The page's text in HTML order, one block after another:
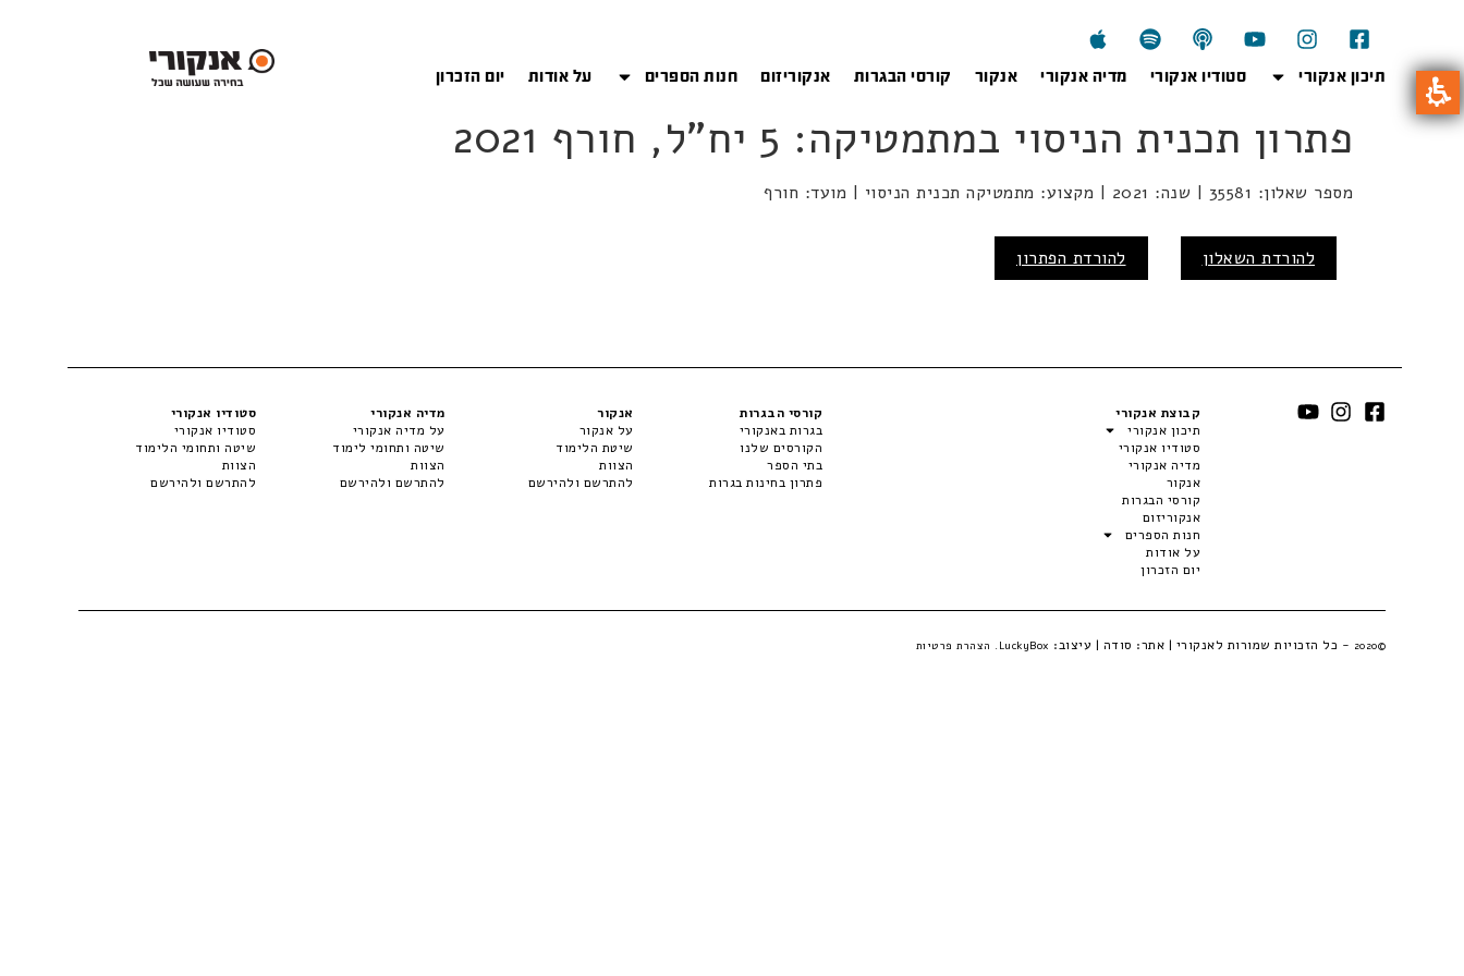
תיכון אנקורי סטודיו אנקורי מדיה אנקורי אנקור קורסי הבגרות אנקוריזום חנות הספרים על אודות יום הזכרון
פתרון תכנית הניסוי במתמטיקה: 5 יח"ל, חורף 2021
מספר שאלון: 35581 | שנה: 2021 | מקצוע: מתמטיקה תכנית הניסוי | מועד: חורף
להורדת השאלון להורדת הפתרון
קבוצת אנקורי
תיכון אנקורי
סטודיו אנקורי
מדיה אנקורי
אנקור
קורסי הבגרות
אנקוריזום
חנות הספרים
על אודות
יום הזכרון
קורסי הבגרות
בגרות באנקורי
הקורסים שלנו
בתי הספר
פתרון בחינות בגרות
אנקור
על אנקור
שיטת הלימוד
הצוות
להתרשם ולהירשם
מדיה אנקורי
על מדיה אנקורי
שיטה ותחומי לימוד
הצוות
להתרשם ולהירשם
סטודיו אנקורי
סטודיו אנקורי
שיטה ותחומי הלימוד
הצוות
להתרשם ולהירשם
©2020 - כל הזכויות שמורות לאנקורי | אתר: סודה | עיצוב: LuckyBox. הצהרת פרטיות